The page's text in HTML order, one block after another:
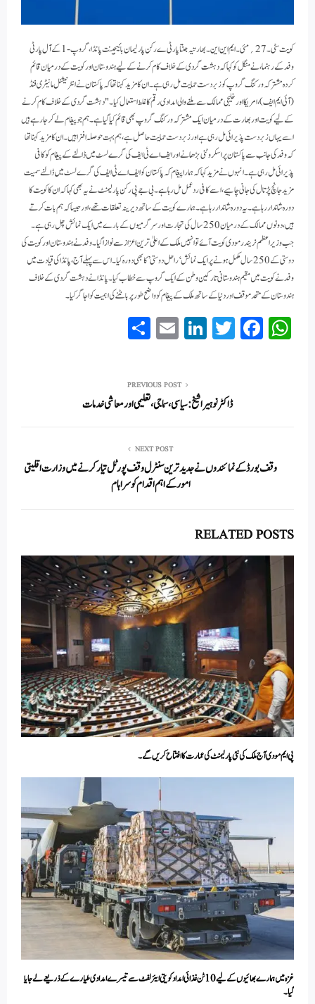
کویت سٹی ۔ 27؍مئی۔ ایم این این۔ بھارتیہ جنتا پارٹی ے رکن پارلیمان بائیجینت پانڈا، گروپ-1 کے آل پارٹی
وفد کے رہنما، نے منگل کو کہا کہ دہشت گردی کے خلاف کام کرنے کے لیے ہندوستان اور کویت کے درمیان قائم
کردہ مشترکہ ورکنگ گروپ کو زبردست حمایت مل رہی ہے۔ ان کا مزید کہنا تھا کہ پاکستان نے انٹرنیشنل مانیٹری فنڈ
(آئی ایم ایف)، امریکا اور خلیجی ممالک سے ملنے والی امدادی رقم کا غلط استعمال کیا۔ "دہشت گردی کے خلاف کام کرنے
کے لیے کویت اور بھارت کے درمیان ایک مشترکہ ورکنگ گروپ بھی قائم کیا گیا ہے۔ ہم جو پیغام لے کر جا رہے ہیں
اسے یہاں زبردست پذیرائی مل رہی ہے اور زبردست حمایت حاصل ہے، ہم بہت حوصلہ افزا ہیں۔ ان کا مزید کہنا تھا
کہ وفد کی جانب سے پاکستان پر اسکروٹنی بڑھانے اور ایف اے ٹی ایف کی گرے لسٹ میں ڈالنے کے پیغام کو کافی
پذیرائی مل رہی ہے۔انہوں نے مزید کہا کہ ہمارا پیغام کہ پاکستان کو ایف اے ٹی ایف کی گرے لسٹ میں ڈالنے سمیت
مزید جانچ پڑتال کی جانی چاہیے، اسے کافی ردعمل مل رہا ہے۔ بی جے پی رکن پارلیمنٹ نے یہ بھی کہا کہ ان کا کویت کا
دورہ شاندار رہا ہے۔ یہ دورہ شاندار رہا ہے۔ ہمارے کویت کے ساتھ دیرینہ تعلقات تھے، اور جیسا کہ ہم بات کرتے
ہیں، دونوں ممالک کے درمیان 250 سال کی تجارت اور سرگرمیوں کے بارے میں ایک نمائش چل رہی ہے۔
جب وزیر اعظم نریندر مودی کویت آئے تو انہیں ملک کے اعلیٰ ترین اعزاز سے نوازا گیا۔ وفد نے ہندوستان اور کویت کی
دوستی کے 250 سال مکمل ہونے پر ایک نمائش ‘ راحل دوستی’ کا بھی دورہ کیا۔ اس سے پہلے آج، پانڈا کی قیادت میں
وفد نے کویت میں مقیم ہندوستانی تارکین وطن کے ایک گروپ سے خطاب کیا۔ پانڈا نے دہشت گردی کے خلاف
ہندوستان کے متحد موقف اور دنیا کے ساتھ ملک کے پیغام کو واضح طور پر بانٹنے کی اہمیت کو اجاگر کیا۔
W
ha
Fa
ce
ok
T
wi
r
Li
nk
In
E
m
PREVIOUS POST
ڈاکٹر نوہیرا شیخ : سیاسی ، سماجی ، تعلیمی اور معاشی خدمات
NEXT POST
وقف بورڈ کے نمائندوں نے جدید ترین سنٹرل وقف پورٹل تیار کرنے میں وزارت اقلیتی
امورکے اہم اقدام کو سراہام
RELATED POSTS
پی ایم مودی آج ملک کی نئی پارلیمنٹ کی عمارت کا افتتاح کریں گے۔
غزہ میں ہمارے بھائیوں کے لیے 10 ٹن غذائی امداد کویتی ایئرلفٹ سے تیسرے امدادی طیارے کے ذریعے لے جایا
گیا۔